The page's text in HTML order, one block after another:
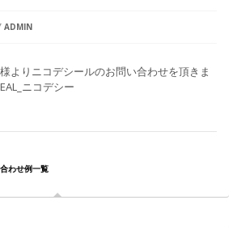
ADMIN
よりニコデシールのお問い合わせを頂きま
ニコデシー
わせ例一覧